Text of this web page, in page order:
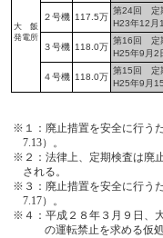
大 飯
発電所
２号機 117.5万
第24回 定
H23年12月
３号機 118.0万
第16回 定
H25年9月2
４号機 118.0万
第15回 定
H25年9月
※１：廃止措置を安全に行う
7.13）。
※２：法律上、定期検査は廃
される。
※３：廃止措置を安全に行う
7.17）。
※４：平成２８年３月９日、
の運転禁止を求める仮